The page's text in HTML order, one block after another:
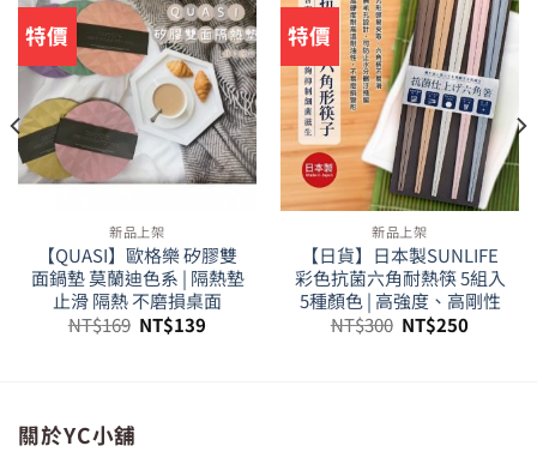
特價
新品上架
【QUASI】歐格樂 矽膠雙
面鍋墊 莫蘭迪色系 | 隔熱墊
止滑 隔熱 不磨損桌面
NT$169 原
始
NT$139
特價
新品上架
【日貨】日本製SUNLIFE
彩色抗菌六角耐熱筷 5組入
5種顏色 | 高強度、高剛性
NT$300 原
始
NT$250目
關於YC小舖